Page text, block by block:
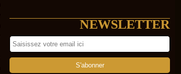
NEWSLETTER